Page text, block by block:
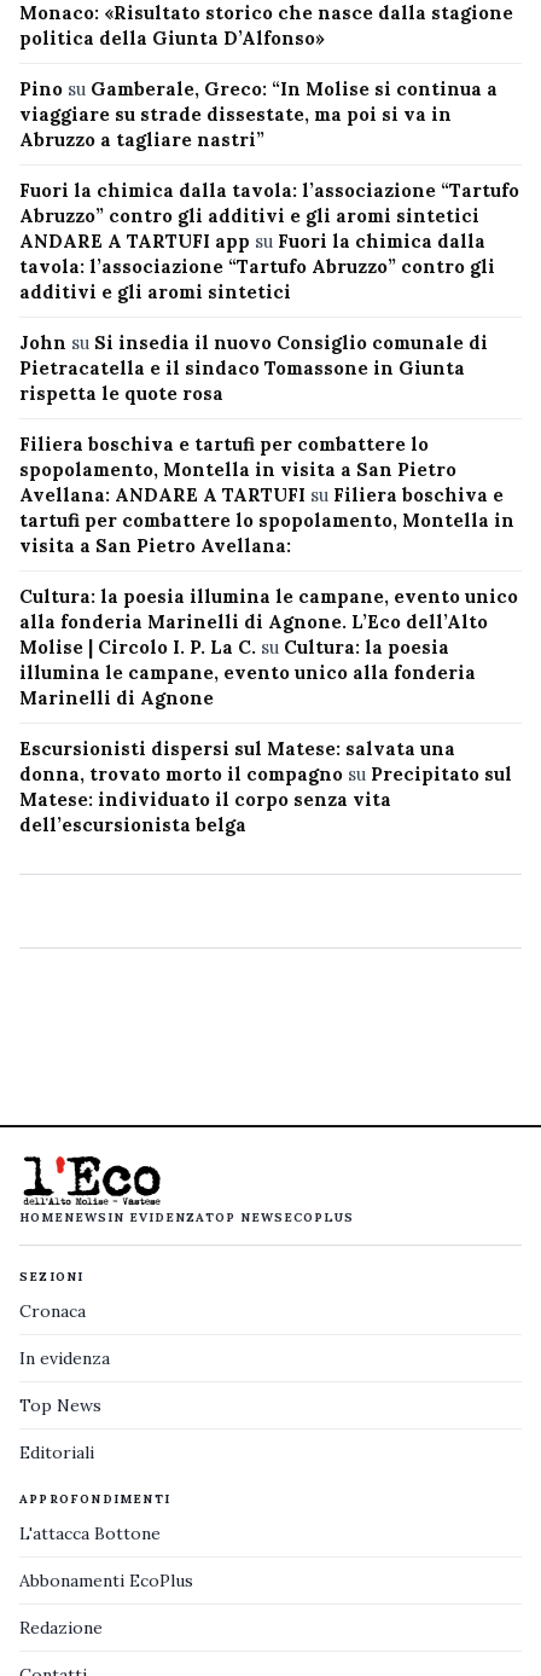
Monaco: «Risultato storico che nasce dalla stagione
politica della Giunta D’Alfonso»
Pino su Gamberale, Greco: “In Molise si continua a
viaggiare su strade dissestate, ma poi si va in
Abruzzo a tagliare nastri”
Fuori la chimica dalla tavola: l’associazione “Tartufo
Abruzzo” contro gli additivi e gli aromi sintetici
ANDARE A TARTUFI app su Fuori la chimica dalla
tavola: l’associazione “Tartufo Abruzzo” contro gli
additivi e gli aromi sintetici
John su Si insedia il nuovo Consiglio comunale di
Pietracatella e il sindaco Tomassone in Giunta
rispetta le quote rosa
Filiera boschiva e tartufi per combattere lo
spopolamento, Montella in visita a San Pietro
Avellana: ANDARE A TARTUFI su Filiera boschiva e
tartufi per combattere lo spopolamento, Montella in
visita a San Pietro Avellana:
Cultura: la poesia illumina le campane, evento unico
alla fonderia Marinelli di Agnone. L’Eco dell’Alto
Molise | Circolo I. P. La C. su Cultura: la poesia
illumina le campane, evento unico alla fonderia
Marinelli di Agnone
Escursionisti dispersi sul Matese: salvata una
donna, trovato morto il compagno su Precipitato sul
Matese: individuato il corpo senza vita
dell’escursionista belga
HOMENEWS IN EVIDENZATOP NEWS ECOPLUS
SEZIONI
Cronaca
In evidenza
Top News
Editoriali
APPROFONDIMENTI
L'attacca Bottone
Abbonamenti EcoPlus
Redazione